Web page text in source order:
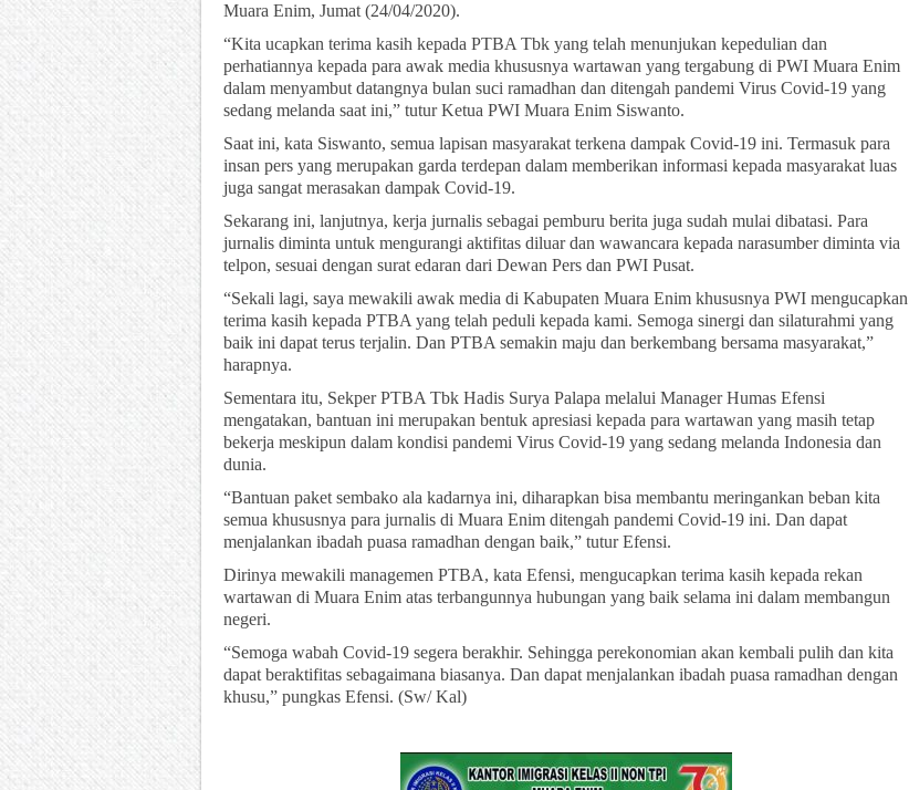
Muara Enim, Jumat (24/04/2020).
“Kita ucapkan terima kasih kepada PTBA Tbk yang telah menunjukan kepedulian dan
perhatiannya kepada para awak media khususnya wartawan yang tergabung di PWI Muara Enim
dalam menyambut datangnya bulan suci ramadhan dan ditengah pandemi Virus Covid-19 yang
sedang melanda saat ini,” tutur Ketua PWI Muara Enim Siswanto.
Saat ini, kata Siswanto, semua lapisan masyarakat terkena dampak Covid-19 ini. Termasuk para
insan pers yang merupakan garda terdepan dalam memberikan informasi kepada masyarakat luas
juga sangat merasakan dampak Covid-19.
Sekarang ini, lanjutnya, kerja jurnalis sebagai pemburu berita juga sudah mulai dibatasi. Para
jurnalis diminta untuk mengurangi aktifitas diluar dan wawancara kepada narasumber diminta via
telpon, sesuai dengan surat edaran dari Dewan Pers dan PWI Pusat.
“Sekali lagi, saya mewakili awak media di Kabupaten Muara Enim khususnya PWI mengucapkan
terima kasih kepada PTBA yang telah peduli kepada kami. Semoga sinergi dan silaturahmi yang
baik ini dapat terus terjalin. Dan PTBA semakin maju dan berkembang bersama masyarakat,”
harapnya.
Sementara itu, Sekper PTBA Tbk Hadis Surya Palapa melalui Manager Humas Efensi
mengatakan, bantuan ini merupakan bentuk apresiasi kepada para wartawan yang masih tetap
bekerja meskipun dalam kondisi pandemi Virus Covid-19 yang sedang melanda Indonesia dan
dunia.
“Bantuan paket sembako ala kadarnya ini, diharapkan bisa membantu meringankan beban kita
semua khususnya para jurnalis di Muara Enim ditengah pandemi Covid-19 ini. Dan dapat
menjalankan ibadah puasa ramadhan dengan baik,” tutur Efensi.
Dirinya mewakili managemen PTBA, kata Efensi, mengucapkan terima kasih kepada rekan
wartawan di Muara Enim atas terbangunnya hubungan yang baik selama ini dalam membangun
negeri.
“Semoga wabah Covid-19 segera berakhir. Sehingga perekonomian akan kembali pulih dan kita
dapat beraktifitas sebagaimana biasanya. Dan dapat menjalankan ibadah puasa ramadhan dengan
khusu,” pungkas Efensi. (Sw/ Kal)